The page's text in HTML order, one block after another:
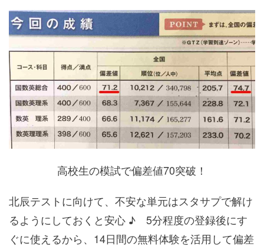
高校生の模試で偏差値70突破！
北辰テストに向けて、不安な単元はスタサプで解け
るようにしておくと安心 ♪ 5分程度の登録後にす
ぐに使えるから、14日間の無料体験を活用して偏差